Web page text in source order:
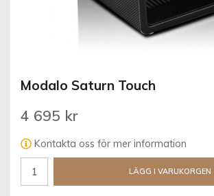
Modalo Saturn Touch
4 695 kr
Kontakta oss för mer information
LÄGG I VARUKORGEN